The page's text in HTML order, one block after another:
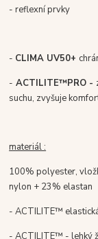
- reflexní prvky
- CLIMA UV50+ c
- ACTILITE™PRO -
suchu, zvyšuje
materiál :
100% polyester,
nylon + 23% elastan
- ACTILITE™
- ACTILITE™ - lehký